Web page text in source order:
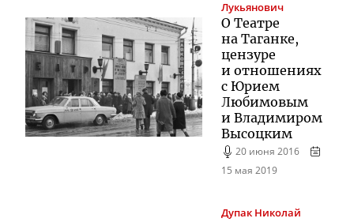
Лукьянович
О Театре
на Таганке,
цензуре
и отношениях
с Юрием
Любимовым
и Владимиром
Высоцким
20 июня 2016
15 мая 2019
Дупак Николай